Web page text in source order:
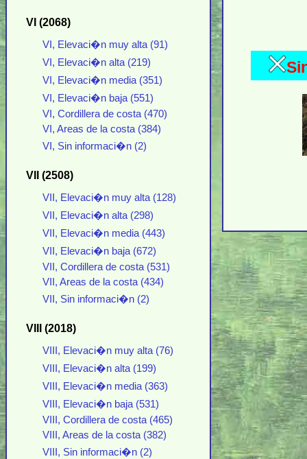
VI (2068)
VI, Elevaci�n muy alta (91)
VI, Elevaci�n alta (219)
VI, Elevaci�n media (351)
VI, Elevaci�n baja (551)
VI, Cordillera de costa (470)
VI, Areas de la costa (384)
VI, Sin informaci�n (2)
VII (2508)
VII, Elevaci�n muy alta (128)
VII, Elevaci�n alta (298)
VII, Elevaci�n media (443)
VII, Elevaci�n baja (672)
VII, Cordillera de costa (531)
VII, Areas de la costa (434)
VII, Sin informaci�n (2)
VIII (2018)
VIII, Elevaci�n muy alta (76)
VIII, Elevaci�n alta (199)
VIII, Elevaci�n media (363)
VIII, Elevaci�n baja (531)
VIII, Cordillera de costa (465)
VIII, Areas de la costa (382)
VIII, Sin informaci�n (2)